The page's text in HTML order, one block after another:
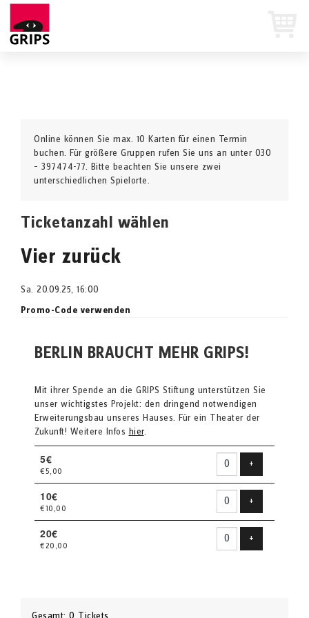
Online können Sie max. 10 Karten für einen Termin
buchen. Für größere Gruppen rufen Sie uns an unter 030
– 397474-77. Bitte beachten Sie unsere zwei
unterschiedlichen Spielorte.
Ticketanzahl wählen
Vier zurück
Sa. 20.09.25, 16:00
Promo-Code verwenden
BERLIN BRAUCHT MEHR GRIPS!
Mit ihrer Spende an die GRIPS Stiftung unterstützen Sie
unser wichtigstes Projekt: den dringend notwendigen
Erweiterungsbau unseres Hauses. Für ein Theater der
Zukunft! Weitere Infos hier.
5€
€5,00
+
10€
€10,00
+
20€
€20,00
+